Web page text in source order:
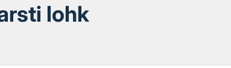
lohk